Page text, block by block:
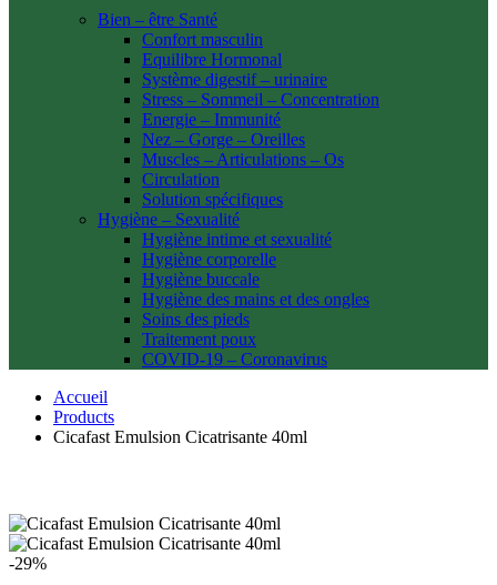
Bien – être Santé
Confort masculin
Equilibre Hormonal
Système digestif – urinaire
Stress – Sommeil – Concentration
Energie – Immunité
Nez – Gorge – Oreilles
Muscles – Articulations – Os
Circulation
Solution spécifiques
Hygiène – Sexualité
Hygiène intime et sexualité
Hygiène corporelle
Hygiène buccale
Hygiène des mains et des ongles
Soins des pieds
Traitement poux
COVID-19 – Coronavirus
Accueil
Products
Cicafast Emulsion Cicatrisante 40ml
-29%